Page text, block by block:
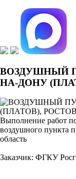
ВОЗДУШНЫЙ
НА-ДОНУ
Выполнение работ
воздушного пункта
область
Заказчик: ФГКУ